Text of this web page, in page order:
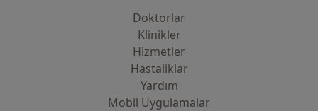
Doktorlar
Klinikler
Hizmetler
Hastaliklar
Yardım
Mobil Uygulamalar